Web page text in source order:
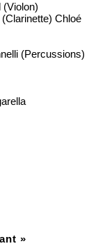
(Violon)
Chloé
(Percussions)
»